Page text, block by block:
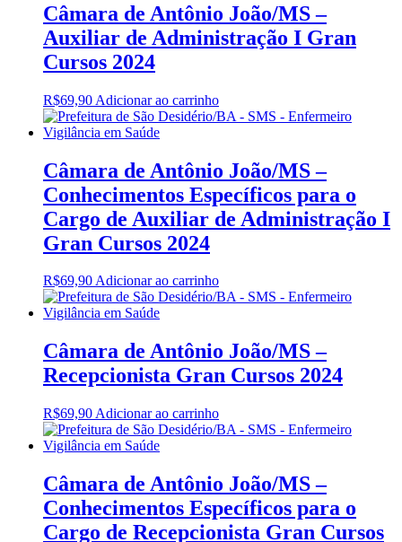
Câmara de Antônio João/MS –
Auxiliar de Administração I Gran
Cursos 2024
R$69,90 Adicionar ao carrinho
Câmara de Antônio João/MS –
Conhecimentos Específicos para o
Cargo de Auxiliar de Administração I
Gran Cursos 2024
R$69,90Adicionar ao carrinho
Câmara de Antônio João/MS –
Recepcionista Gran Cursos 2024
R$69,90 Adicionar ao carrinho
Câmara de Antônio João/MS –
Conhecimentos Específicos para o
Cargo de Recepcionista Gran Cursos